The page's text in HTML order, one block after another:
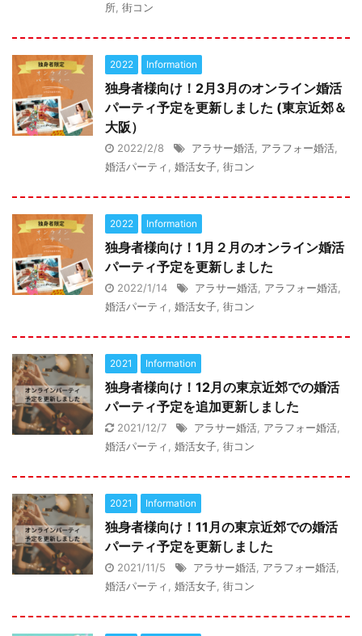
所 街コン
2022 Information
独身者様向け！2月3月のオンライン婚活
パーティ予定を更新しました (東京近郊＆
大阪）
2022/2/8 アラサー婚活 アラフォー婚活
婚活パーティ
婚活女子 街コン
2022 Information
独身者様向け！1月２月のオンライン婚活
パーティ予定を更新しました
2022/1/14 アラサー婚活 アラフォー婚活
婚活パーティ
婚活女子 街コン
2021 Information
独身者様向け！12月の東京近郊での婚活
パーティ予定を追加更新しました
2021/12/7 アラサー婚活 アラフォー婚活
婚活パーティ
婚活女子 街コン
2021 Information
独身者様向け！11月の東京近郊での婚活
パーティ予定を更新しました
2021/11/5 アラサー婚活 アラフォー婚活
婚活パーティ
婚活女子 街コン